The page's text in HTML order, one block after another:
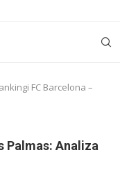
FC Barcelona –
Palmas: Analiza